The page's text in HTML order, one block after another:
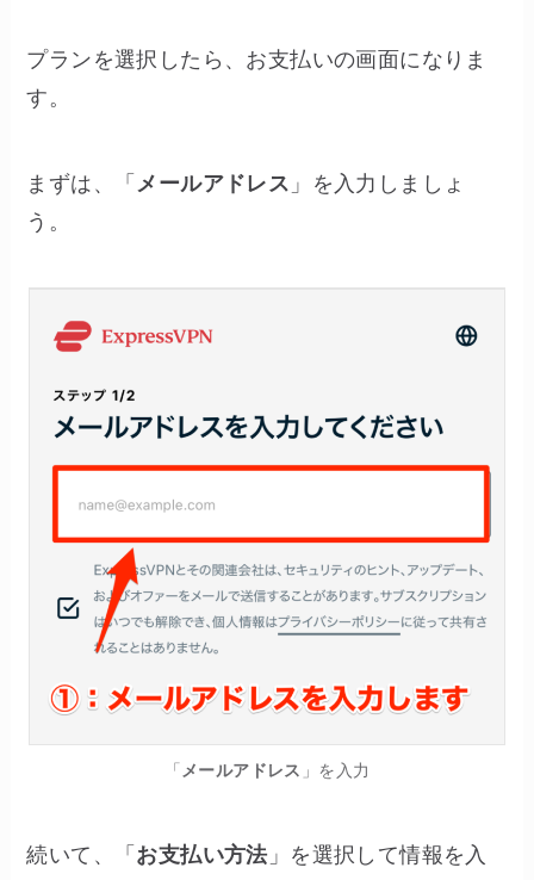
プランを選択したら、お支払いの画面になりま
す。
まずは、「 メールアドレス 」を入力しましょ
う。
「 メールアドレス 」を入力
続いて、「 お支払い方法」を選択して情報を入